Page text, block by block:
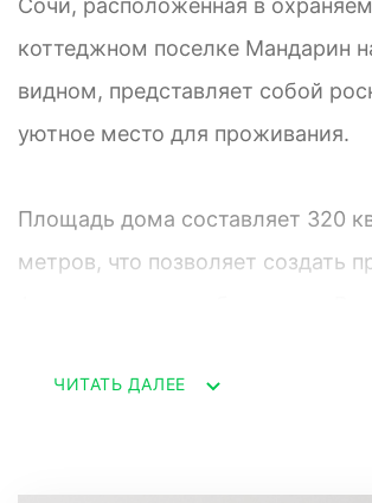
Сочи, расположенная в
коттеджном поселке Мандарин
видном, представляет собой
уютное место для проживания.
Площадь дома составляет 320
метров, что позволяет создать
обеспечивает комфорт и
ЧИТАТЬ ДАЛЕЕ